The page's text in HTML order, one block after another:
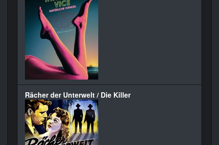
Rächer der Unterwelt / Die Killer